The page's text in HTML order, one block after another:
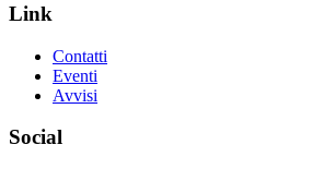
Link
Contatti
Eventi
Avvisi
Social